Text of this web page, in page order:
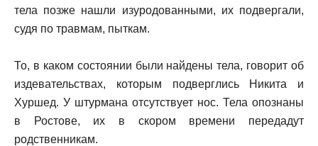
тела позже нашли изуродованными, их подвергали,
судя по травмам, пыткам.
То, в каком состоянии были найдены тела, говорит об
издевательствах, которым подверглись Никита и
Хуршед. У штурмана отсутствует нос. Тела опознаны
в Ростове, их в скором времени передадут
родственникам.